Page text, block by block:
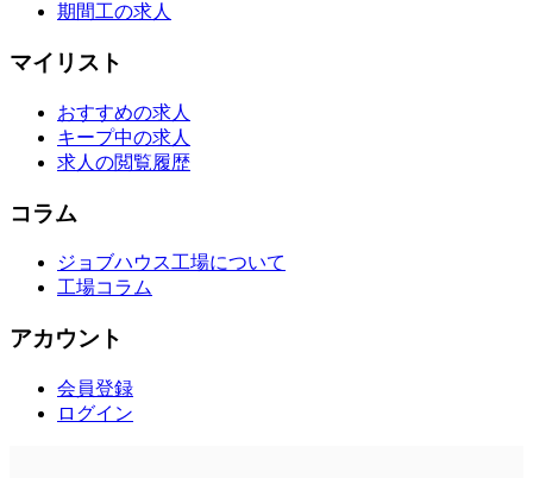
期間工の求人
マイリスト
おすすめの求人
キープ中の求人
求人の閲覧履歴
コラム
ジョブハウス工場について
工場コラム
アカウント
会員登録
ログイン